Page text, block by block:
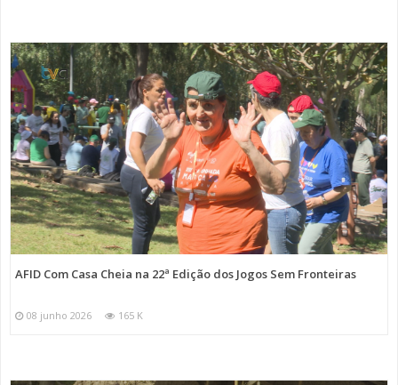
AFID Com Casa Cheia na 22ª Edição dos Jogos Sem Fronteiras
08 junho 2026 165 K